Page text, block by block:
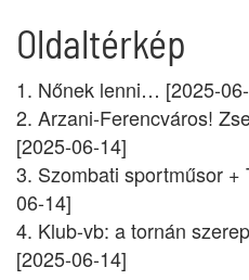
Oldaltérkép
1. Nőnek lenni… [2025-
2. Arzani-Ferencváros!
[2025-06-14]
3. Szombati sportműsor
06-14]
4. Klub-vb: a tornán
[2025-06-14]